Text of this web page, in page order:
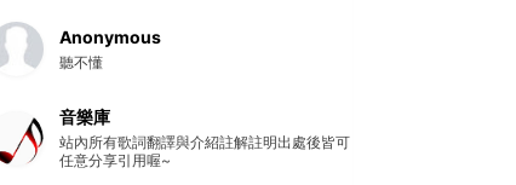
Anonymous
聽不懂
音樂庫
站內所有歌詞翻譯與介紹註解註明出處後皆可
任意分享引用喔~